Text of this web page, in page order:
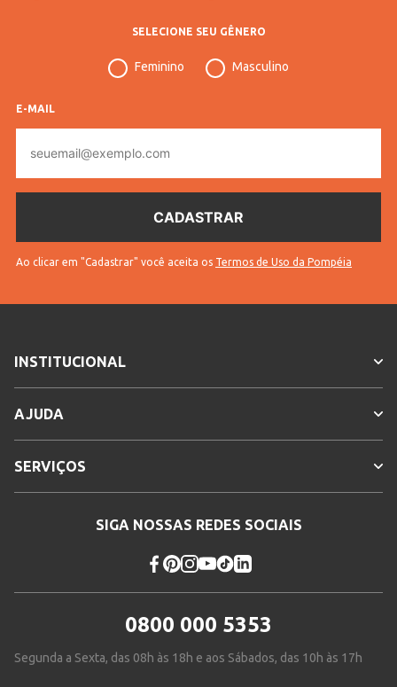
SELECIONE SEU GÊNERO
Feminino Masculino
E-MAIL
mail
Ao clicar em "Cadastrar" você aceita os Termos de Uso da Pompéia
INSTITUCIONAL
AJUDA
SERVIÇOS
SIGA NOSSAS REDES SOCIAIS
0800 000 5353
Segunda a Sexta, das 08h às 18h e aos Sábados, das 10h às 17h